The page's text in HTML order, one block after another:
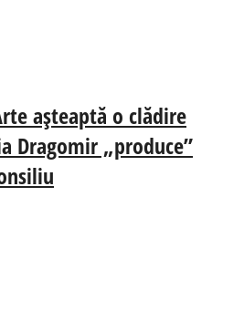
așteaptă o clădire
Dragomir „produce”